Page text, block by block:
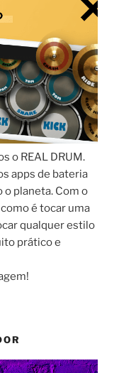
o REAL DRUM.
apps de bateria
planeta. Com o
é tocar uma
qualquer estilo
prático e